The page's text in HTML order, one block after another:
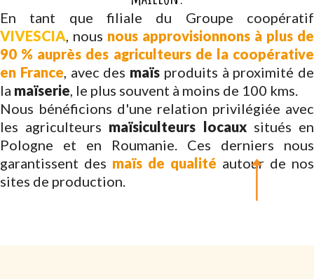
En tant que filiale du Groupe coopératif
VIVESCIA, nous nous approvisionnons à plus de
90 % auprès des agriculteurs de la coopérative
en France, avec des maïs produits à proximité de
la maïserie, le plus souvent à moins de 100 kms.
Nous bénéficions d'une relation privilégiée avec
les agriculteurs maïsiculteurs locauxsitués en
Pologne et en Roumanie. Ces derniers nous
garantissent des maïs de qualité autour de nos
sites de production.